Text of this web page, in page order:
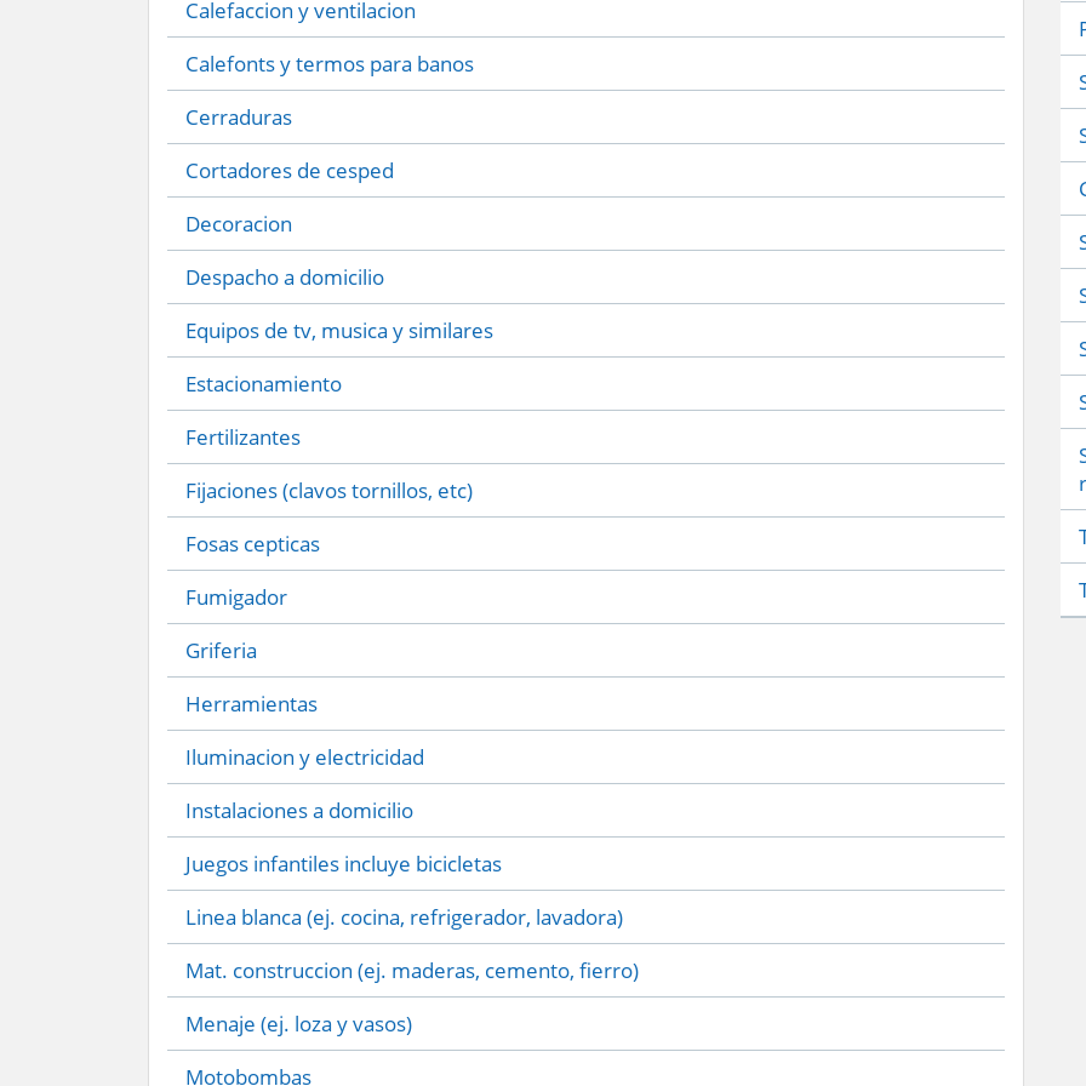
Calefaccion y ventilacion
Calefonts y termos para banos
Cerraduras
Cortadores de cesped
Decoracion
Despacho a domicilio
Equipos de tv, musica y similares
Estacionamiento
Fertilizantes
Fijaciones (clavos tornillos, etc)
Fosas cepticas
Fumigador
Griferia
Herramientas
Iluminacion y electricidad
Instalaciones a domicilio
Juegos infantiles incluye bicicletas
Linea blanca (ej. cocina, refrigerador, lavadora)
Mat. construccion (ej. maderas, cemento, fierro)
Menaje (ej. loza y vasos)
Motobombas